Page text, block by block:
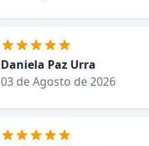
Daniela Paz Urra
03 de Agosto de 2026